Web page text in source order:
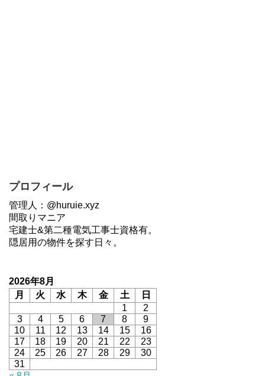
プロフィール
管理人：@huruie.xyz
間取りマニア
宅建士&第二種電気工事士資格有。
隠居用の物件を探す日々。
2026年8月
月
火 水 木 金 土
日
1
2
3
4 5 6 7 8
9
10
11 12 13 14 15
16
17
18 19 20 21 22
23
24
25 26 27 28 29
30
31